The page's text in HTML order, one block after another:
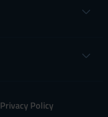
Privacy Policy